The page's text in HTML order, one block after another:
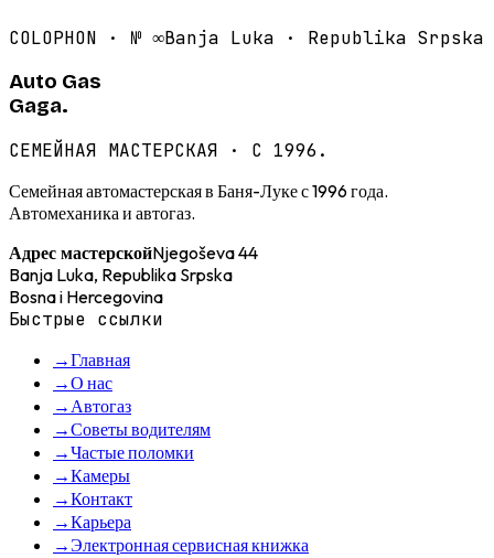
COLOPHON · № ∞Banja Luka · Republika Srpska
Auto Gas
Gaga.
СЕМЕЙНАЯ МАСТЕРСКАЯ · С 1996.
Семейная автомастерская в Баня-Луке с 1996 года.
Автомеханика и автогаз.
Адрес мастерскойNjegoševa 44
Banja Luka, Republika Srpska
Bosna i Hercegovina
Быстрые ссылки
→Главная
→О нас
→Автогаз
→Советы водителям
→Частые поломки
→Камеры
→Контакт
→Карьера
→Электронная сервисная книжка